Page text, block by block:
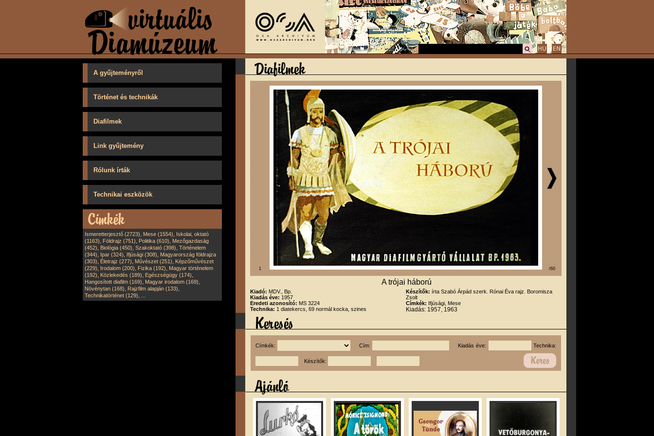
A gyűjteményről
Történet és technikák
Diafilmek
Link gyűjtemény
Rólunk írták
Technikai eszközök
Ismeretterjesztő (2723), Mese (1554), Iskolai, oktató
(1163), Földrajz (751), Politika (610), Mezőgazdaság
(452), Biológia (450), Szakoktató (398), Történelem
(344), Ipar (324), Ifjúsági (308), Magyarország földrajza
(303), Életrajz (277), Művészet (251), Képzőművészet
(229), Irodalom (200), Fizika (192), Magyar történelem
(192), Közlekedés (189), Egészségügy (174),
Hangosított diafilm (169), Magyar irodalom (169),
Növénytan (168), Rajzfilm alapján (133),
Technikatörténet (129),
1 /60
A trójai háború
Kiadó: MDV., Bp.
Kiadás éve: 1957
Eredeti azonosító: MS 3224
Technika: 1 diatekercs, 69 normál kocka, szines
Készítők: írta Szabó Árpád szerk. Rónai Éva rajz. Boromisza
Zsolt
Címkék: Ifjúsági, Mese
Kiadás: 1957, 1963
Címkék: Cím: Kiadás éve: Technika:
Készítők: